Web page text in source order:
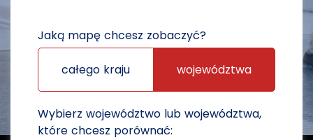
Jaką mapę chcesz zobaczyć?
całego kraju województwa
Wybierz województwo lub województwa,
które chcesz porównać: